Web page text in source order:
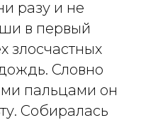
разу и не
в первый
злосчастных
Словно
пальцами он
Собиралась